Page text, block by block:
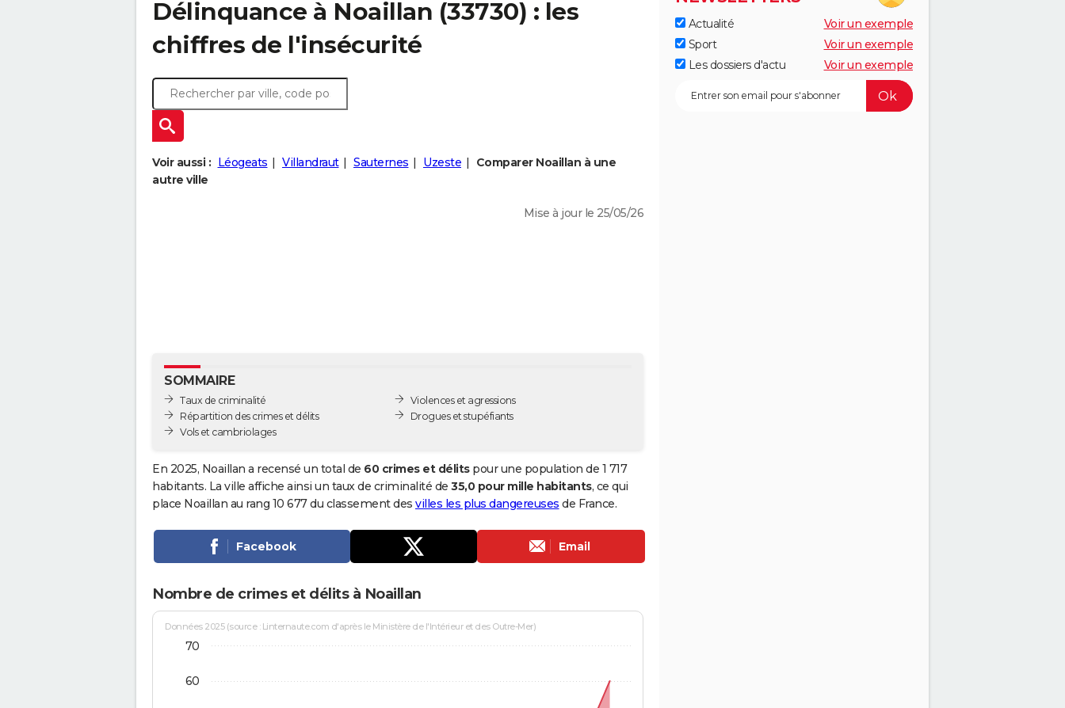
Délinquance à Noaillan (33730) : les
chiffres de l'insécurité
Voir aussi : Léogeats Villandraut Sauternes Uzeste
Comparer Noaillan à une
autre ville
Mise à jour le 25/05/26
SOMMAIRE
Taux de criminalité
Répartition des crimes et délits
Vols et cambriolages
Violences et agressions
Drogues et stupéfiants
En 2025, Noaillan a recensé un total de 60 crimes et délitspour une population de 1 717
habitants. La ville affiche ainsi un taux de criminalité de 35,0 pour mille habitants, ce qui
place Noaillan au rang 10 677 du classement des villes les plus dangereuses de France.
Facebook Email
Nombre de crimes et délits à Noaillan
Données 2025 (source : Linternaute.com d'après le Ministère de l'Intérieur et des Outre-Mer)
60
70
Actualité
Voir un exemple
Sport
Voir un exemple
Les dossiers d'actu
Voir un exemple